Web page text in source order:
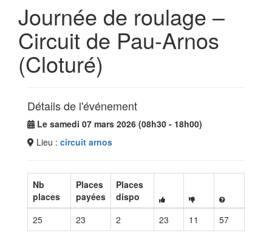
Journée de roulage –
Circuit de Pau-Arnos
(Cloturé)
Détails de l'événement
Le samedi 07 mars 2026 (08h30 - 18h00)
Lieu : circuit arnos
Nb
places
Places
payées
Places
dispo
25
23 2 23 11 57